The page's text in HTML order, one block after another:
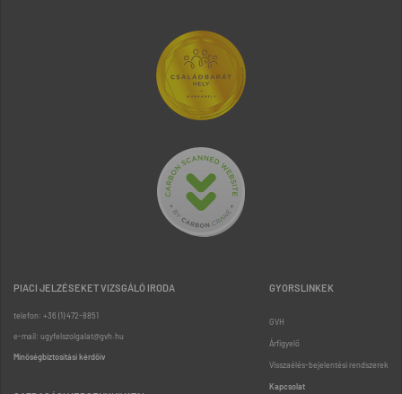
PIACI JELZÉSEKET VIZSGÁLÓ IRODA
telefon: +36 (1) 472-8851
e-mail: ugyfelszolgalat@gvh.hu
Minőségbiztosítási kérdőív
GYORSLINKEK
GVH
Árfigyelő
Visszaélés-bejelentési rendszerek
Kapcsolat